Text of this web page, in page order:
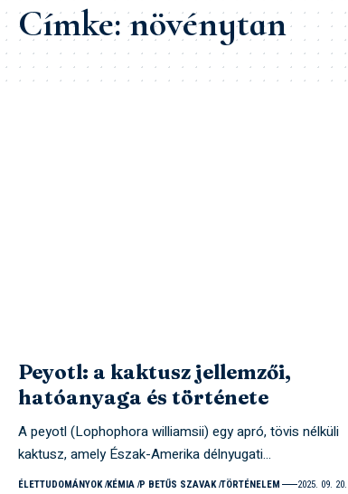
Címke:növénytan
Peyotl: a kaktusz jellemzői,
hatóanyaga és története
A peyotl (Lophophora williamsii) egy apró, tövis nélküli
kaktusz, amely Észak-Amerika délnyugati…
ÉLETTUDOMÁNYOK KÉMIA P BETŰS SZAVAK TÖRTÉNELEM 2025. 09. 20.